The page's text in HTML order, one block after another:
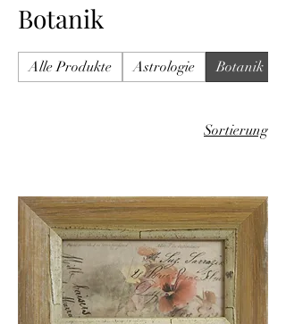
Botanik
Alle Produkte Astrologie Botanik
Sortierung